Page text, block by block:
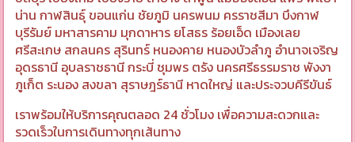
น่าน กาฬสินธุ์ ขอนแก่น ชัยภูมิ นครพนม ครราชสีมา บึงกาฬ
บุรีรัมย์ มหาสารคาม มุกดาหาร ยโสธร ร้อยเอ็ด เมืองเลย
ศรีสะเกษ สกลนคร สุรินทร์ หนองคาย หนองบัวลำภู อำนาจเจริญ
อุดรธานี อุบลราชธานี กระบี่ ชุมพร ตรัง นครศรีธรรมราช พังงา
ภูเก็ต ระนอง สงขลา สุราษฎร์ธานี หาดใหญ่ และประจวบคีรีขันธ์
เราพร้อมให้บริการคุณตลอด 24 ชั่วโมง เพื่อความสะดวกและ
รวดเร็วในการเดินทางทุกเส้นทาง